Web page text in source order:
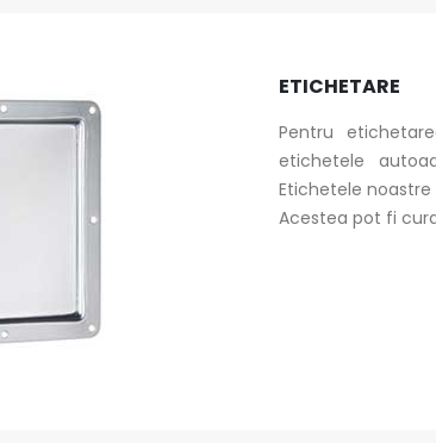
ETICHETARE
Pentru
etichetele
Etichetele
Acestea pot fi